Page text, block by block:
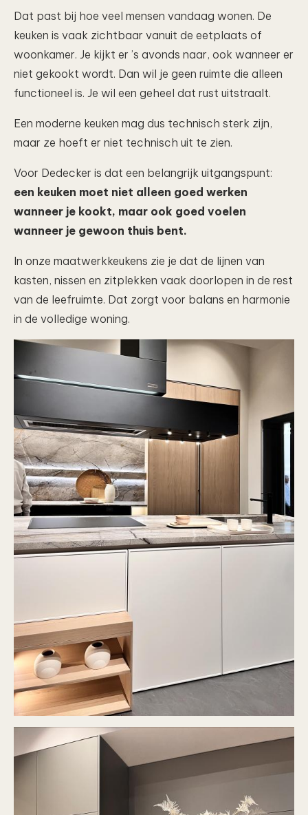
Dat past bij hoe veel mensen vandaag wonen. De
keuken is vaak zichtbaar vanuit de eetplaats of
woonkamer. Je kijkt er ’s avonds naar, ook wanneer er
niet gekookt wordt. Dan wil je geen ruimte die alleen
functioneel is. Je wil een geheel dat rust uitstraalt.
Een moderne keuken mag dus technisch sterk zijn,
maar ze hoeft er niet technisch uit te zien.
Voor Dedecker is dat een belangrijk uitgangspunt:
een keuken moet niet alleen goed werken
wanneer je kookt, maar ook goed voelen
wanneer je gewoon thuis bent.
In onze maatwerkkeukens zie je dat de lijnen van
kasten, nissen en zitplekken vaak doorlopen in de rest
van de leefruimte. Dat zorgt voor balans en harmonie
in de volledige woning.